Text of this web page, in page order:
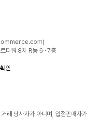
)
타워 8차 R동 6~7층
인
래 당사자가 아니며, 입점판매자가